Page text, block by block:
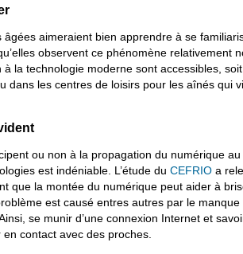
âgées aimeraient bien apprendre à se
observent ce phénomène relativement
à la technologie moderne sont accessibles,
dans les centres de loisirs pour les aînés qui
ou non à la propagation du numérique
est indéniable. L’étude du CEFRIO a
que la montée du numérique peut aider à
est causé entres autres par le
se munir d’une connexion Internet et
contact avec des proches.